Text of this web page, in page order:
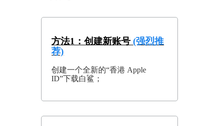
方法1：创建新账号(强烈推
荐)
创建一个全新的“香港 Apple
ID”下载白鲨；